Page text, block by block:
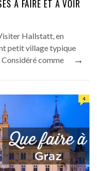
À FAIRE ET À VOIR
Hallstatt, en
petit village typique
comme
→
4